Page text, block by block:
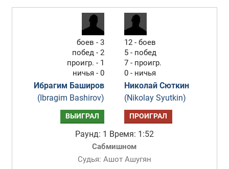
боев - 3
побед - 2
проигр. - 1
ничья - 0
Ибрагим Баширов
(Ibragim Bashirov)
12 - боев
5 - побед
7 - проигр.
0 - ничья
Николай Сюткин
(Nikolay Syutkin)
ВЫИГРАЛ ПРОИГРАЛ
Раунд: 1 Время: 1:52
Сабмишном
Судья: Ашот Ашугян